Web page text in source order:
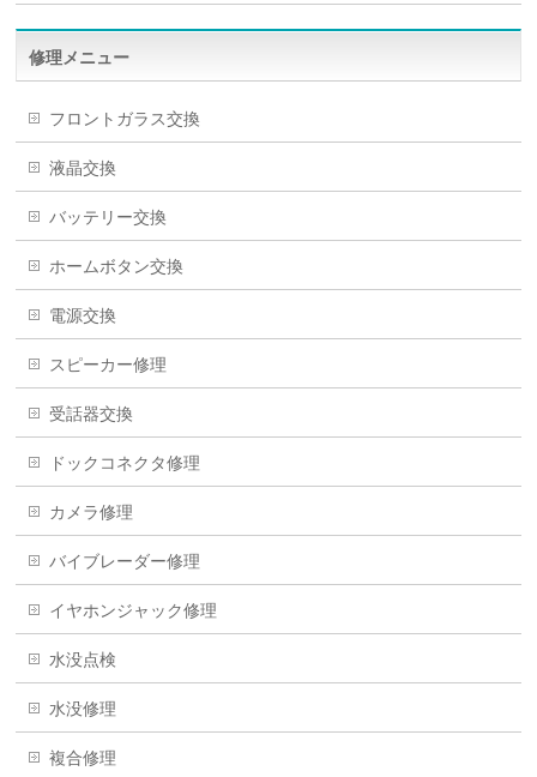
修理メニュー
フロントガラス交換
液晶交換
バッテリー交換
ホームボタン交換
電源交換
スピーカー修理
受話器交換
ドックコネクタ修理
カメラ修理
バイブレーダー修理
イヤホンジャック修理
水没点検
水没修理
複合修理